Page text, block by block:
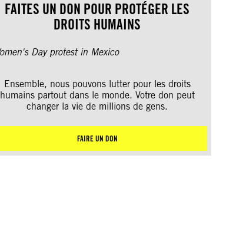
FAITES UN DON POUR PROTÉGER LES
DROITS HUMAINS
Ensemble, nous pouvons lutter pour les droits
humains partout dans le monde. Votre don peut
changer la vie de millions de gens.
FAIRE UN DON